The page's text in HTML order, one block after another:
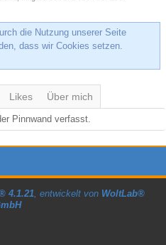
die Nutzung unserer Seite
dass wir Cookies setzen.
Likes Über mich
Pinnwand verfasst.
4.1.21, entwickelt von WoltLab®